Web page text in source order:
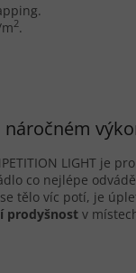
2.
LIGHT je
co nejlépe
tělo víc potí, je
prodyšnost v